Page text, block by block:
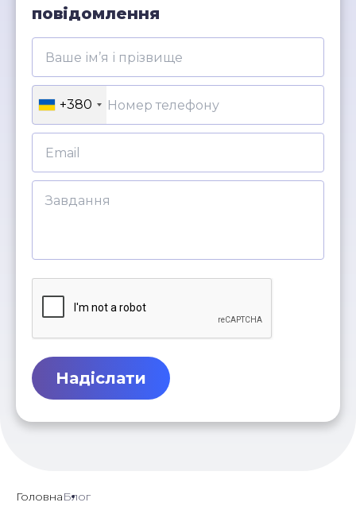
повідомлення
+380
Надіслати
ГоловнаБлог